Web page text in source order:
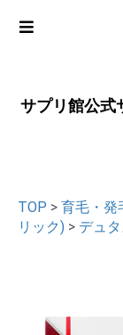
サプリ館公式
TOP > 育毛・発
リック) > デュ